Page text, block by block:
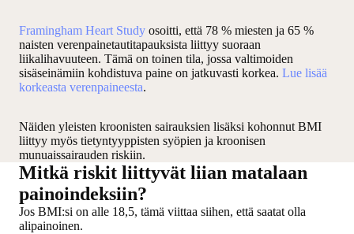
Framingham Heart Study osoitti, että 78 % miesten ja 65 %
naisten verenpainetautitapauksista liittyy suoraan
liikalihavuuteen. Tämä on toinen tila, jossa valtimoiden
sisäseinämiin kohdistuva paine on jatkuvasti korkea. Lue lisää
korkeasta verenpaineesta.
Näiden yleisten kroonisten sairauksien lisäksi kohonnut BMI
liittyy myös tietyntyyppisten syöpien ja kroonisen
munuaissairauden riskiin.
Mitkä riskit liittyvät liian matalaan
painoindeksiin?
Jos BMI:si on alle 18,5, tämä viittaa siihen, että saatat olla
alipainoinen.